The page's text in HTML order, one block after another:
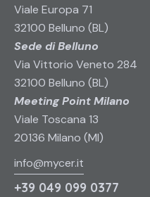
Viale Europa 71
32100 Belluno (BL)
Sede di Belluno
Via Vittorio Veneto 284
32100 Belluno (BL)
Meeting Point Milano
Viale Toscana 13
20136 Milano (MI)
info@mycer.it
+39 049 099 0377